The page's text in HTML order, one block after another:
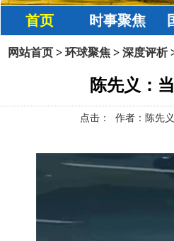
首页 时事聚焦
网站首页 > 环球聚焦 > 深度评析
陈先义：
点击： 作者：陈先